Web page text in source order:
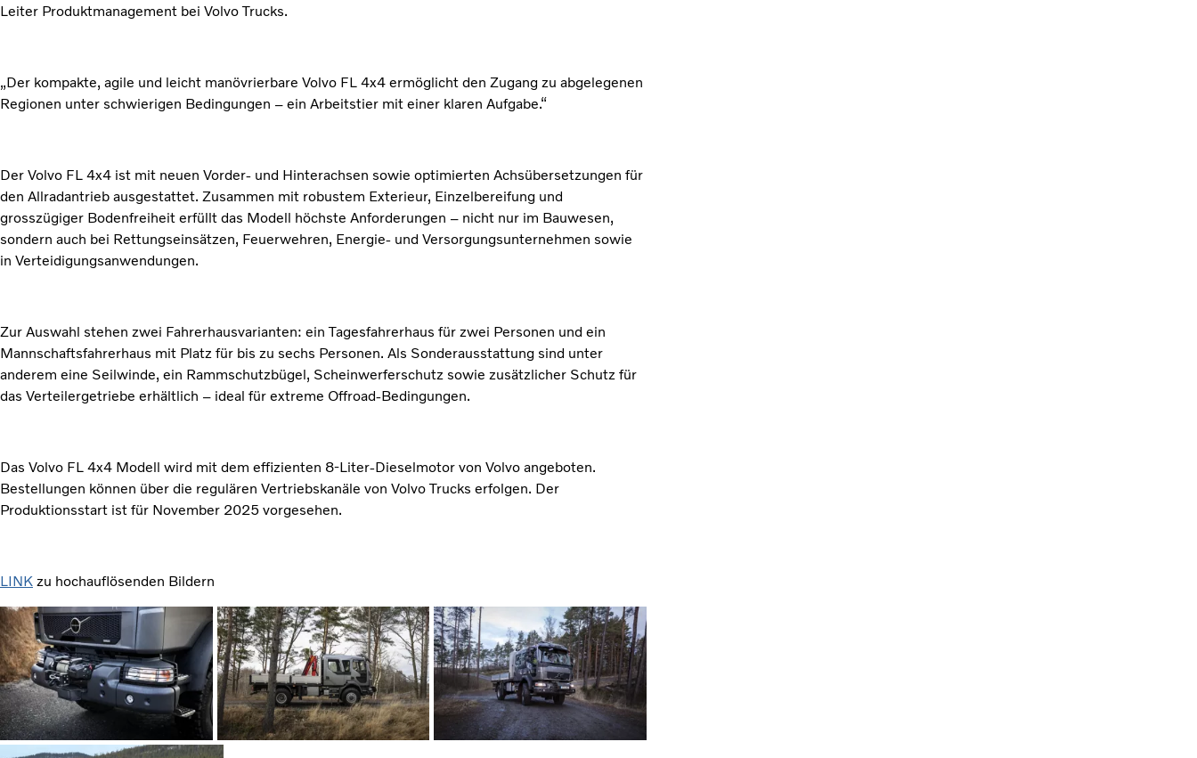
Leiter Produktmanagement bei Volvo Trucks.
„Der kompakte, agile und leicht manövrierbare Volvo FL 4x4 ermöglicht den Zugang zu abgelegenen
Regionen unter schwierigen Bedingungen – ein Arbeitstier mit einer klaren Aufgabe.“
Der Volvo FL 4x4 ist mit neuen Vorder- und Hinterachsen sowie optimierten Achsübersetzungen für
den Allradantrieb ausgestattet. Zusammen mit robustem Exterieur, Einzelbereifung und
grosszügiger Bodenfreiheit erfüllt das Modell höchste Anforderungen – nicht nur im Bauwesen,
sondern auch bei Rettungseinsätzen, Feuerwehren, Energie- und Versorgungsunternehmen sowie
in Verteidigungsanwendungen.
Zur Auswahl stehen zwei Fahrerhausvarianten: ein Tagesfahrerhaus für zwei Personen und ein
Mannschaftsfahrerhaus mit Platz für bis zu sechs Personen. Als Sonderausstattung sind unter
anderem eine Seilwinde, ein Rammschutzbügel, Scheinwerferschutz sowie zusätzlicher Schutz für
das Verteilergetriebe erhältlich – ideal für extreme Offroad-Bedingungen.
Das Volvo FL 4x4 Modell wird mit dem effizienten 8-Liter-Dieselmotor von Volvo angeboten.
Bestellungen können über die regulären Vertriebskanäle von Volvo Trucks erfolgen. Der
Produktionsstart ist für November 2025 vorgesehen.
LINK zu hochauflösenden Bildern